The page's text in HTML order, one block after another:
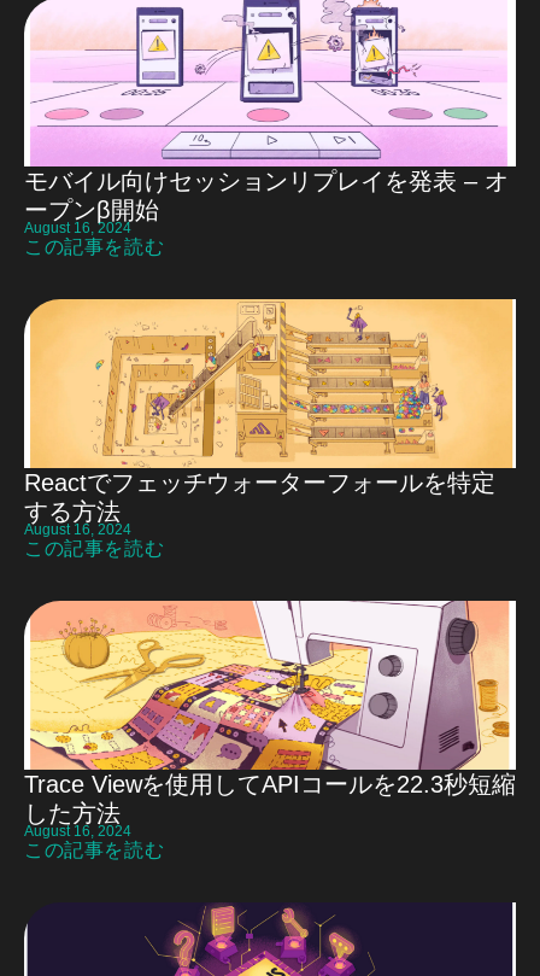
モバイル向けセッションリプレイを発表 – オ
ープンβ開始
August 16, 2024
この記事を読む
Reactでフェッチウォーターフォールを特定
する方法
August 16, 2024
この記事を読む
Trace Viewを使用してAPIコールを22.3秒短縮
した方法
August 16, 2024
この記事を読む